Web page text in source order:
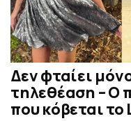
Δεν φταίει
τηλεθέαση – Ο
που κόβεται